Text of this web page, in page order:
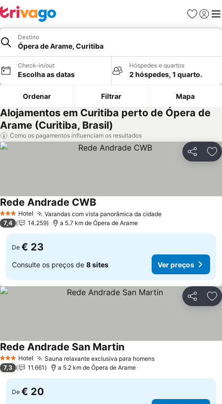
Favoritos
Iniciar
Destino
Ópera de Arame, Curitiba
Check-in/out
Escolha as datas
Hóspedes e quartos
2 hóspedes, 1 quarto.
Ordenar Filtrar Mapa
Alojamentos em Curitiba perto de Ópera de
Arame (Curitiba, Brasil)
Como os pagamentos influenciam os resultados
Partilhar
3 EstrelasHotel Varandas com vista panorâmica da cidade
Rede Andrade CWB
7,4 14.259 a 5.7 km de Ópera de Arame
De € 23
Consulte os preços de 8 sites Ver preços
Partilhar
3 EstrelasHotel Sauna relaxante exclusiva para homens
Rede Andrade San Martin
7,3 11.661 a 5.2 km de Ópera de Arame
De € 20